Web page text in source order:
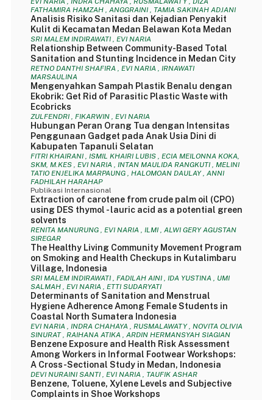
FATHAMIRA HAMZAH , ANGGRAINI , TAMIA SAKINAH ADJANI
Analisis Risiko Sanitasi dan Kejadian Penyakit
Kulit di Kecamatan Medan Belawan Kota Medan
SRI MALEM INDIRAWATI , EVI NARIA
Relationship Between Community-Based Total
Sanitation and Stunting Incidence in Medan City
RETNO DANTHI SHAFIRA , EVI NARIA , IRNAWATI
MARSAULINA
Mengenyahkan Sampah Plastik Benalu dengan
Ekobrik: Get Rid of Parasitic Plastic Waste with
Ecobricks
ZULFENDRI , FIKARWIN , EVI NARIA
Hubungan Peran Orang Tua dengan Intensitas
Penggunaan Gadget pada Anak Usia Dini di
Kabupaten Tapanuli Selatan
FITRI KHAIRANI , ISMIL KHAIRI LUBIS , ECIA MEILONNA KOKA,
SKM, M.KES , EVI NARIA , INTAN MAULIDA RANGKUTI , MELINI
TATIO ENJELIKA MARPAUNG , HALOMOAN DAULAY , ANNI
FADHILAH HARAHAP
Publikasi Internasional
Extraction of carotene from crude palm oil (CPO)
using DES thymol - lauric acid as a potential green
solvents
RENITA MANURUNG , EVI NARIA , ILMI , ALWI GERY AGUSTAN
SIREGAR
The Healthy Living Community Movement Program
on Smoking and Health Checkups in Kutalimbaru
Village, Indonesia
SRI MALEM INDIRAWATI , FADILAH AINI , IDA YUSTINA , UMI
SALMAH , EVI NARIA , ETTI SUDARYATI
Determinants of Sanitation and Menstrual
Hygiene Adherence Among Female Students in
Coastal North Sumatera Indonesia
EVI NARIA , INDRA CHAHAYA , RUSMALAWATY , NOVITA OLIVIA
SINURAT , RAIHANA ATIKA , ARDIN HERMANSYAH SIAGIAN
Benzene Exposure and Health Risk Assessment
Among Workers in Informal Footwear Workshops:
A Cross-Sectional Study in Medan, Indonesia
DEVI NURAINI SANTI , EVI NARIA , TAUFIK ASHAR
Benzene, Toluene, Xylene Levels and Subjective
Complaints in Shoe Workshops